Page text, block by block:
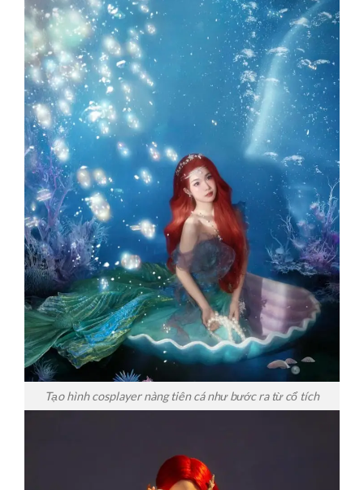
Tạo hình cosplayer nàng tiên cá như bước ra từ cổ tích